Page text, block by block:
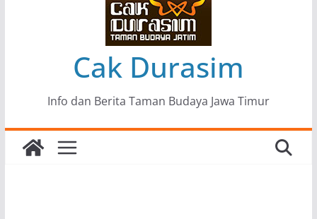
Pameran Tunggal 35 Karya Agus Koecink
“Tumbang Tambang”, Ungkapan Kritis Tentang
Derita Pekerja Pertambangan
Cak Durasim
Info dan Berita Taman Budaya Jawa Timur